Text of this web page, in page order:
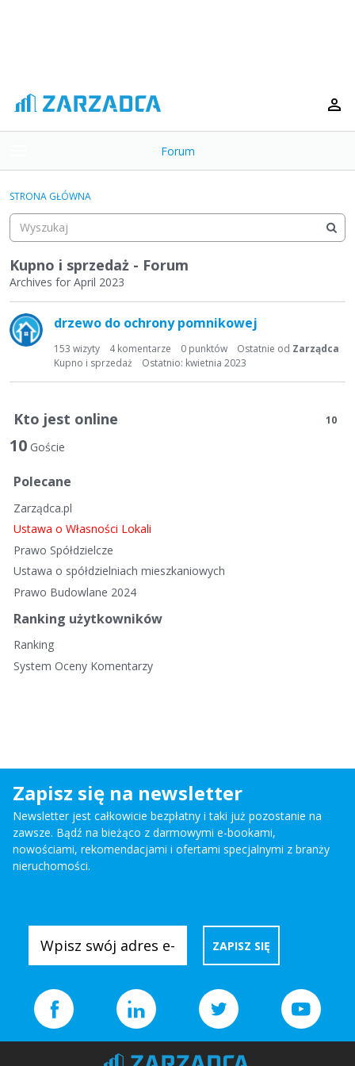
o
g
e
m
e
n
Forum
Kategorie
Dyskusje
Aktywność
STRONA GŁÓWNA
Kupno i sprzedaż - Forum
Archives for April 2023
i
s
a
y
k
s
y
n
a
drzewo do ochrony pomnikowej
153 wizyty 4komentarze 0 punktów Ostatnie od Zarządca
Ostatnio: kwietnia 2023
Kupno i sprzedaż
Kto jest online 10
10 Goście
Polecane
Zarządca.pl
Ustawa o Własności Lokali
Prawo Spółdzielcze
Ustawa o spółdzielniach mieszkaniowych
Prawo Budowlane 2024
Ranking użytkowników
Ranking
System Oceny Komentarzy
Zapisz się na newsletter
Newsletter jest całkowicie bezpłatny i taki już pozostanie na
zawsze. Bądź na bieżąco z darmowymi e-bookami,
nowościami, rekomendacjami i ofertami specjalnymi z branży
nieruchomości.